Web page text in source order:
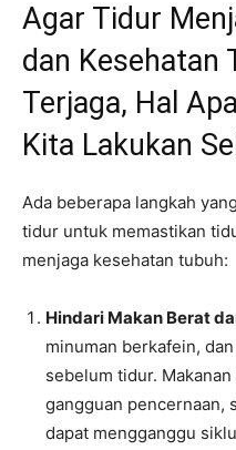
Agar Tidur
dan Kesehatan
Terjaga, Hal
Kita Lakukan
Ada beberapa langkah
tidur untuk memastikan
menjaga kesehatan tubuh:
Hindari Makan Berat
minuman berkafein,
sebelum tidur.
gangguan pencernaan,
dapat mengganggu